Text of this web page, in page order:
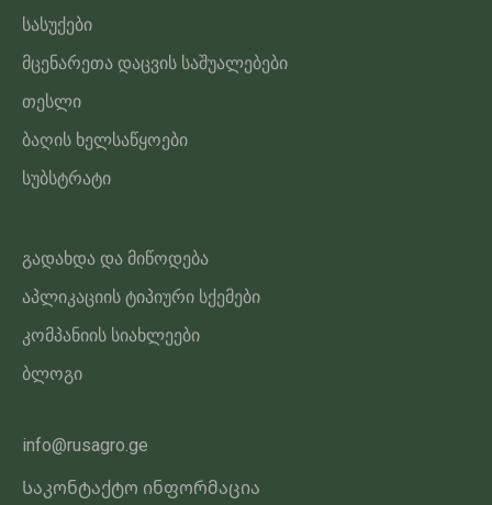
სასუქები
მცენარეთა დაცვის საშუალებები
თესლი
ბაღის ხელსაწყოები
სუბსტრატი
გადახდა და მიწოდება
აპლიკაციის ტიპიური სქემები
კომპანიის სიახლეები
ბლოგი
info@rusagro.ge
Საკონტაქტო ინფორმაცია